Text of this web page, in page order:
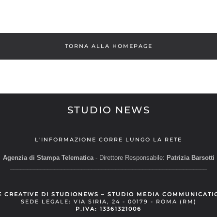
TORNA ALLA HOMEPAGE
STUDIO NEWS
L'INFORMAZIONE CORRE LUNGO LA RETE
Agenzia di Stampa Telematica- Direttore Responsabile: Patrizia Barsotti
CREATIVE DI STUDIONEWS – STUDIO MEDIA
SEDE LEGALE: VIA SIRIA, 24 - 00179 - ROMA (RM)
P.IVA: 13361321006